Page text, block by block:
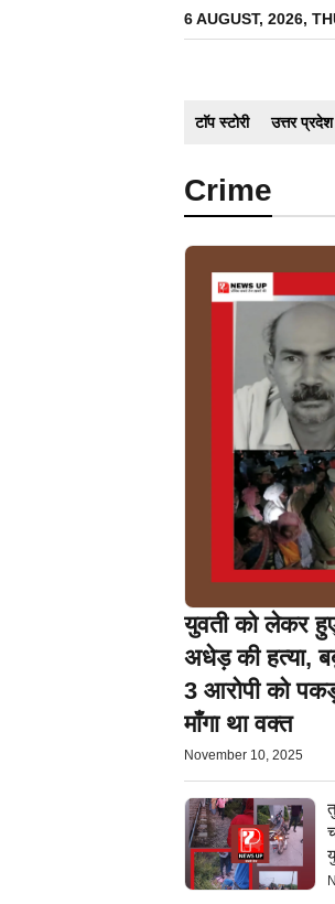
6 AUGUST, 2026,
टाॅप स्टोरी उत्तर प्रदेश
Crime
युवती को लेकर हुए
अधेड़ की हत्या,
3 आरोपी को
माँगा था वक्त
November 10, 2025